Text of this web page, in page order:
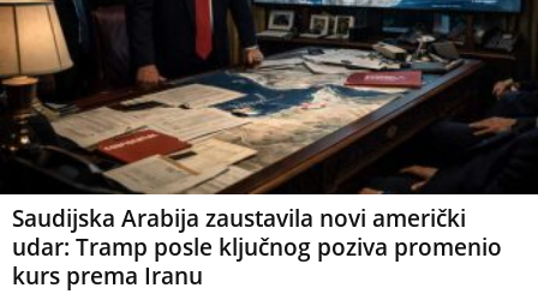
Saudijska Arabija zaustavila novi američki
udar: Tramp posle ključnog poziva promenio
kurs prema Iranu